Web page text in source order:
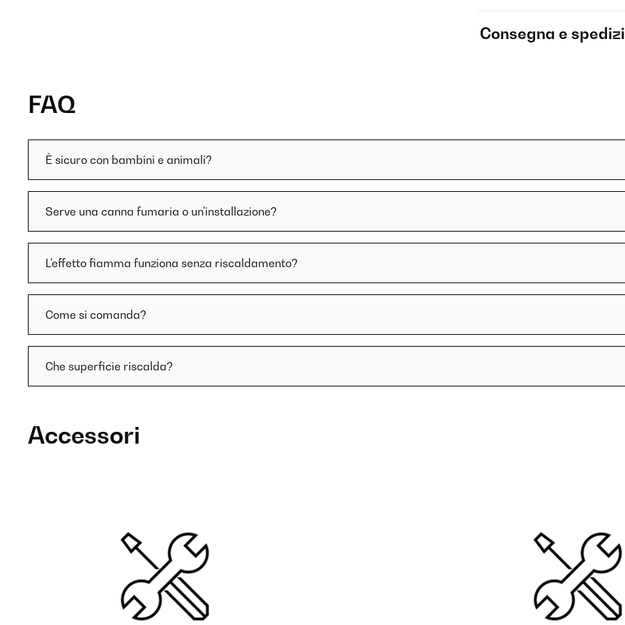
Consegna e
FAQ
È sicuro con bambini e animali?
Serve una canna fumaria o un'installazione?
L'effetto fiamma funziona senza riscaldamento?
Come si comanda?
Che superficie riscalda?
Accessori